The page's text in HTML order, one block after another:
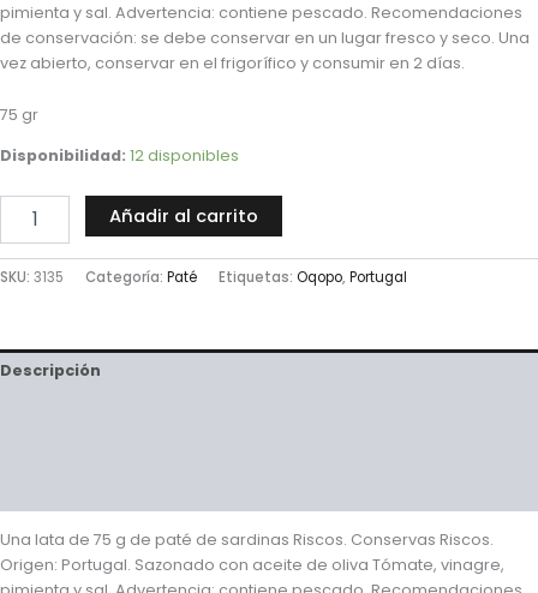
pimienta y sal. Advertencia: contiene pescado. Recomendaciones
de conservación: se debe conservar en un lugar fresco y seco. Una
vez abierto, conservar en el frigorífico y consumir en 2 días.
75 gr
Disponibilidad: 12 disponibles
Añadir al carrito
SKU: 3135 Categoría: Paté Etiquetas: Oqopo, Portugal
Descripción
Una lata de 75 g de paté de sardinas Riscos. Conservas Riscos.
Origen: Portugal. Sazonado con aceite de oliva Tómate, vinagre,